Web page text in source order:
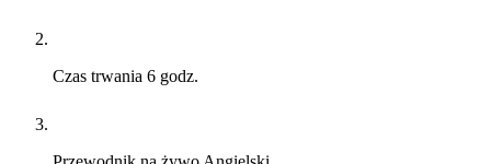
Czas trwania 6 godz.